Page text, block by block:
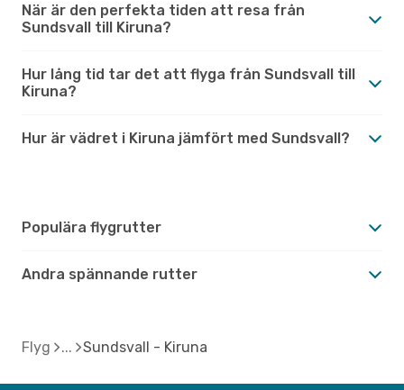
När är den perfekta tiden att resa från
Sundsvall till Kiruna?
Hur lång tid tar det att flyga från Sundsvall till
Kiruna?
Hur är vädret i Kiruna jämfört med Sundsvall?
Populära flygrutter
Andra spännande rutter
Flyg Sundsvall - Kiruna